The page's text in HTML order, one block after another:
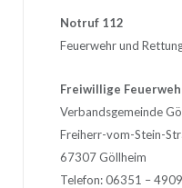
Notruf 112
Feuerwehr und
Freiwillige
Verbandsgemeinde
Freiherr-vom-Stein-
67307 Göllheim
Telefon: 06351 –